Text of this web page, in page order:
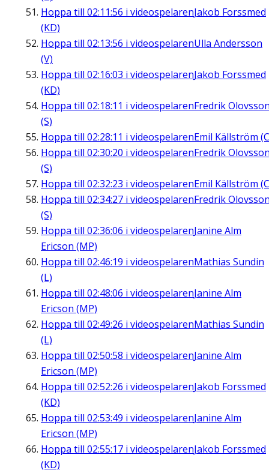
Hoppa till 02:11:56 i videospelarenJakob Forssmed
(KD)
Hoppa till 02:13:56 i videospelarenUlla Andersson
(V)
Hoppa till 02:16:03 i videospelarenJakob Forssmed
(KD)
Hoppa till 02:18:11 i videospelarenFredrik
(S)
Hoppa till 02:28:11 i videospelarenEmil Källström
Hoppa till 02:30:20 i videospelarenFredrik
(S)
Hoppa till 02:32:23 i videospelarenEmil Källström
Hoppa till 02:34:27 i videospelarenFredrik
(S)
Hoppa till 02:36:06 i videospelarenJanine Alm
Ericson (MP)
Hoppa till 02:46:19 i videospelarenMathias Sundin
(L)
Hoppa till 02:48:06 i videospelarenJanine Alm
Ericson (MP)
Hoppa till 02:49:26 i videospelarenMathias Sundin
(L)
Hoppa till 02:50:58 i videospelarenJanine Alm
Ericson (MP)
Hoppa till 02:52:26 i videospelarenJakob Forssmed
(KD)
Hoppa till 02:53:49 i videospelarenJanine Alm
Ericson (MP)
Hoppa till 02:55:17 i videospelarenJakob Forssmed
(KD)